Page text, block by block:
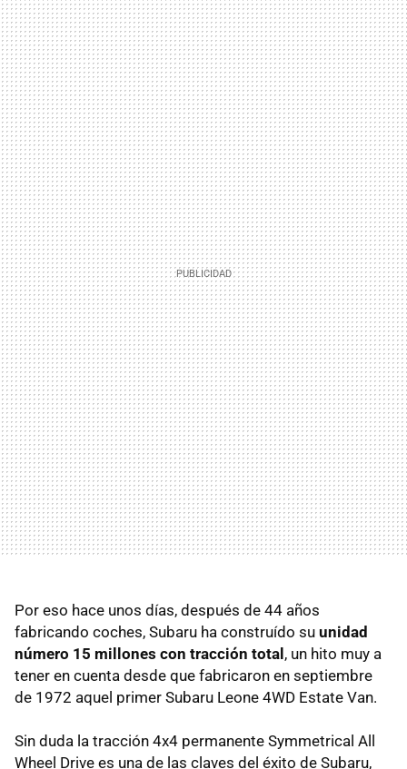
Por eso hace unos días, después de 44 años
fabricando coches, Subaru ha construído su unidad
número 15 millones con tracción total, un hito muy a
tener en cuenta desde que fabricaron en septiembre
de 1972 aquel primer Subaru Leone 4WD Estate Van.
Sin duda la tracción 4x4 permanente Symmetrical All
Wheel Drive es una de las claves del éxito de Subaru,